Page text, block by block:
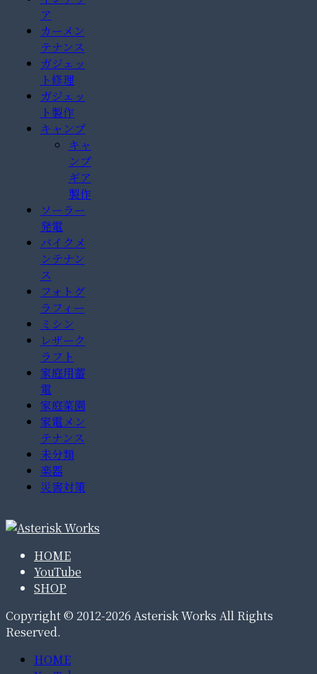
ア
カーメン
テナンス
ガジェッ
ト修理
ガジェッ
ト製作
キャンプ
キャ
ンプ
ギア
製作
ソーラー
発電
バイクメ
ンテナン
ス
フォトグ
ラフィー
ミシン
レザーク
ラフト
家庭用蓄
電
家庭菜園
家電メン
テナンス
未分類
楽器
災害対策
HOME
YouTube
SHOP
Copyright © 2012-2026 Asterisk Works All Rights
Reserved.
HOME